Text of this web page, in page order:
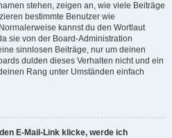
stehen, zeigen an, wie viele Beiträge
bestimmte Benutzer wie
kannst du den Wortlaut
sie von der Board-Administration
sinnlosen Beiträge, nur um deinen
dulden dieses Verhalten nicht und ein
Rang unter Umständen einfach
E-Mail-Link klicke, werde ich